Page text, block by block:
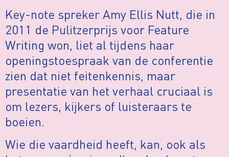
Key-note spreker Amy Ellis Nutt, die in
2011 de Pulitzerprijs voor Feature
Writing won, liet al tijdens haar
openingstoespraak van de conferentie
zien dat niet feitenkennis, maar
presentatie van het verhaal cruciaal is
om lezers, kijkers of luisteraars te
boeien.
Wie die vaardheid heeft, kan, ook als